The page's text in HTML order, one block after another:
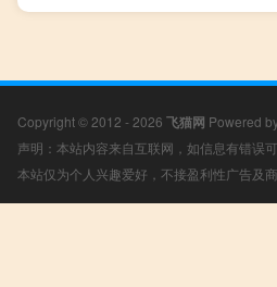
Copyright © 2012 - 2026 飞猫网 Powered
声明：本站内容来自互联网，如信息有错误
本站仅为个人兴趣爱好，不接盈利性广告及